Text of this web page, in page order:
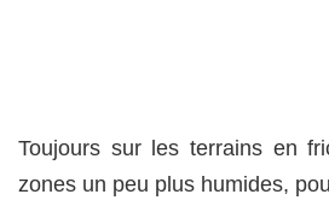
Toujours sur les terrains en
zones un peu plus humides,